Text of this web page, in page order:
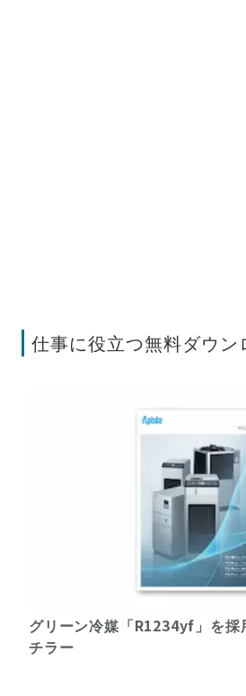
仕事に役立つ無料ダウン
グリーン冷媒「R1234yf」を採
チラー